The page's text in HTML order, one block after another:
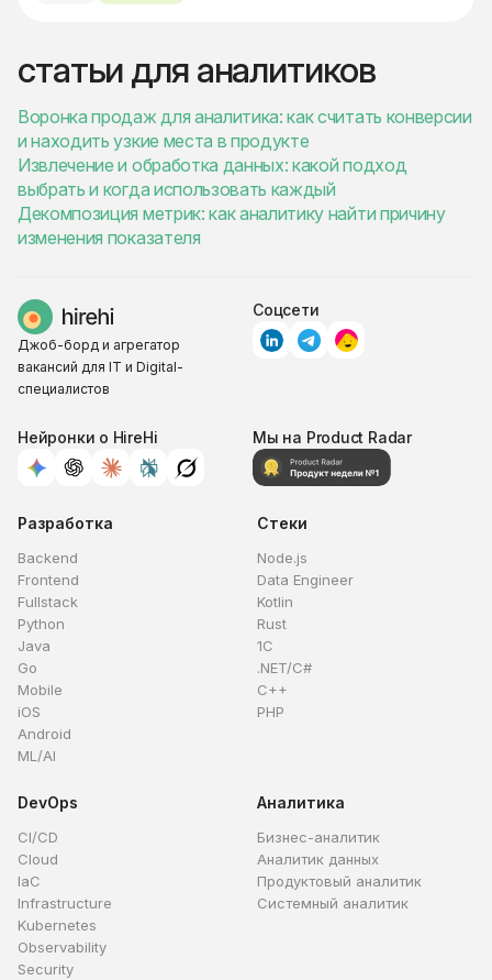
статьи для аналитиков
Воронка продаж для аналитика: как считать конверсии
и находить узкие места в продукте
Извлечение и обработка данных: какой подход
выбрать и когда использовать каждый
Декомпозиция метрик: как аналитику найти причину
изменения показателя
Джоб-борд и агрегатор
вакансий для IT и Digital-
специалистов
Соцсети
Нейронки о HireHi Мы на Product Radar
Разработка
Backend
Frontend
Fullstack
Python
Java
Go
Mobile
iOS
Android
ML/AI
Стеки
Node.js
Data Engineer
Kotlin
Rust
1C
.NET/C#
C++
PHP
DevOps
CI/CD
Cloud
IaC
Infrastructure
Kubernetes
Observability
Security
Аналитика
Бизнес-аналитик
Аналитик данных
Продуктовый аналитик
Системный аналитик